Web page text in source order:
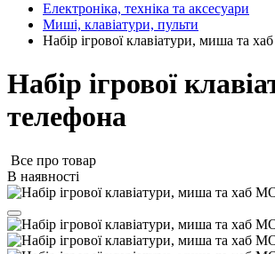
Електроніка, техніка та аксесуари
Миші, клавіатури, пульти
Набір ігрової клавіатури, миша та
Набір ігрової
телефона
Все про товар
В наявності